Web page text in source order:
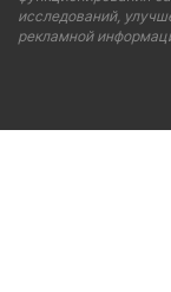
исследований,
рекламной